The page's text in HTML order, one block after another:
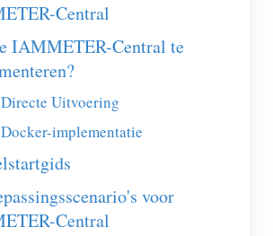
meter
en simulatiesysteem
voor zonne-PV-systemen
voor elektriciteitsverbruik
snelstart
Central
IAMMETER-Central te
Uitvoering
implementatie
voor
Central